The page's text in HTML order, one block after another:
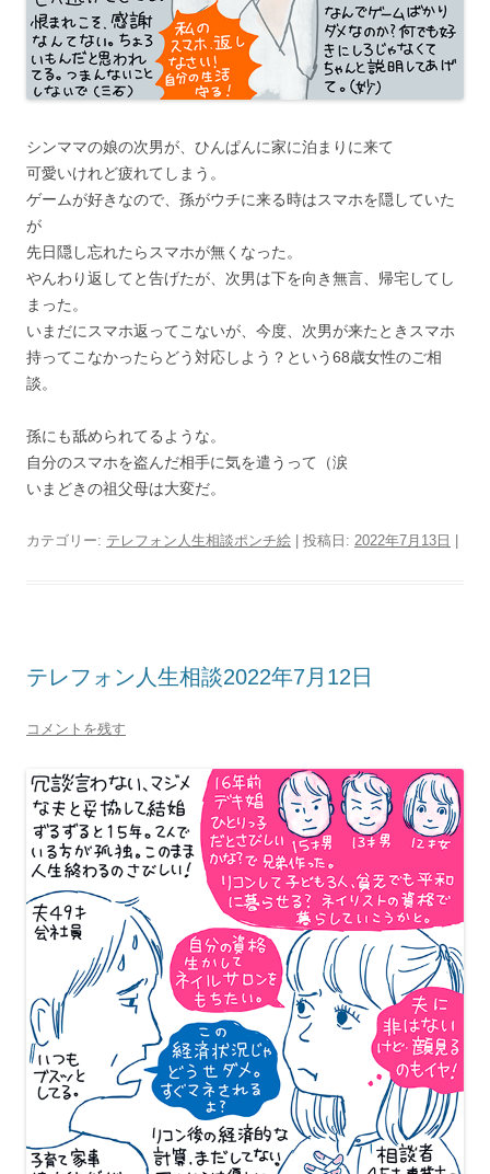
シンママの娘の次男が、ひんぱんに家に泊まりに来て
可愛いけれど疲れてしまう。
ゲームが好きなので、孫がウチに来る時はスマホを隠していた
が
先日隠し忘れたらスマホが無くなった。
やんわり返してと告げたが、次男は下を向き無言、帰宅してし
まった。
いまだにスマホ返ってこないが、今度、次男が来たときスマホ
持ってこなかったらどう対応しよう？という68歳女性のご相
談。
孫にも舐められてるような。
自分のスマホを盗んだ相手に気を遣うって（涙
いまどきの祖父母は大変だ。
カテゴリー: テレフォン人生相談ポンチ絵 | 投稿日: 2022年7月13日
テレフォン人生相談2022年7月12日
コメントを残す